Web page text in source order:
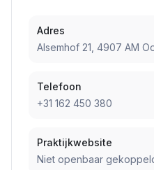
Adres
Alsemhof 21, 4907 AM
Telefoon
+31 162 450 380
Praktijkwebsite
Niet openbaar